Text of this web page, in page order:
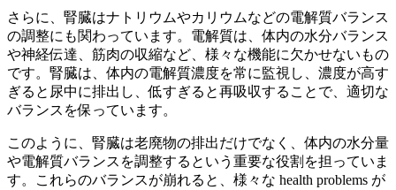
さらに、腎臓はナトリウムやカリウムなどの電解質バランス
の調整にも関わっています。電解質は、体内の水分バランス
や神経伝達、筋肉の収縮など、様々な機能に欠かせないもの
です。腎臓は、体内の電解質濃度を常に監視し、濃度が高す
ぎると尿中に排出し、低すぎると再吸収することで、適切な
バランスを保っています。
このように、腎臓は老廃物の排出だけでなく、体内の水分量
や電解質バランスを調整するという重要な役割を担っていま
す。これらのバランスが崩れると、様々な health problems が